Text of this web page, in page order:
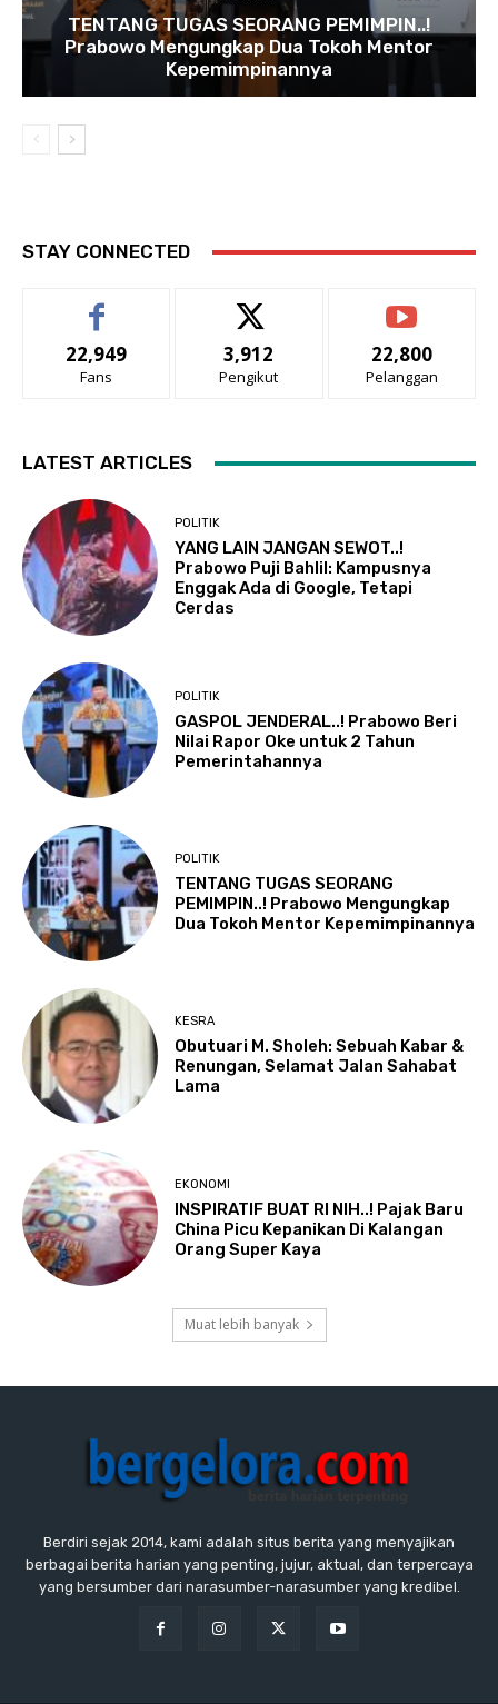
TENTANG TUGAS SEORANG PEMIMPIN..!
Prabowo Mengungkap Dua Tokoh Mentor
Kepemimpinannya
STAY CONNECTED
22,949
Fans
3,912
Pengikut
22,800
Pelanggan
LATEST ARTICLES
POLITIK
YANG LAIN JANGAN SEWOT..!
Prabowo Puji Bahlil: Kampusnya
Enggak Ada di Google, Tetapi
Cerdas
POLITIK
GASPOL JENDERAL..! Prabowo Beri
Nilai Rapor Oke untuk 2 Tahun
Pemerintahannya
POLITIK
TENTANG TUGAS SEORANG
PEMIMPIN..! Prabowo Mengungkap
Dua Tokoh Mentor Kepemimpinannya
KESRA
Obutuari M. Sholeh: Sebuah Kabar &
Renungan, Selamat Jalan Sahabat
Lama
EKONOMI
INSPIRATIF BUAT RI NIH..! Pajak Baru
China Picu Kepanikan Di Kalangan
Orang Super Kaya
Muat lebih banyak
Berdiri sejak 2014, kami adalah situs berita yang menyajikan
berbagai berita harian yang penting, jujur, aktual, dan terpercaya
yang bersumber dari narasumber-narasumber yang kredibel.